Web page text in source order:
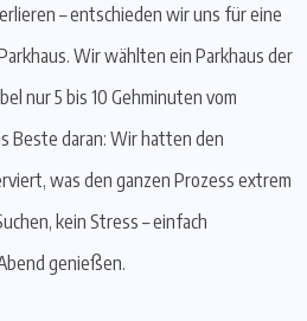
– entschieden wir uns für eine
Wir wählten ein Parkhaus der
nur 5 bis 10 Gehminuten vom
Beste daran: Wir hatten den
was den ganzen Prozess extrem
kein Stress – einfach
genießen.